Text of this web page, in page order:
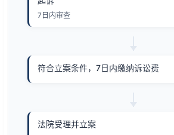
7日内审查
符合立案条件，7日内缴纳诉讼费
法院受理并立案